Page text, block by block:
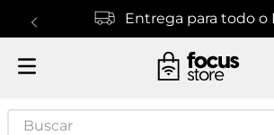
Entrega para todo o
Buscar